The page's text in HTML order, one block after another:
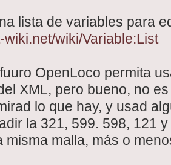
lista de variables para
wiki.net/wiki/Variable:List
OpenLoco permita
XML, pero bueno, no
lo que hay, y usad
la 321, 599. 598, 121
misma malla, más o